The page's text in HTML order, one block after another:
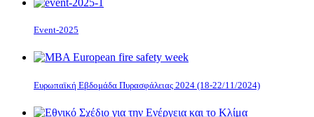
Event-2025
Ευρωπαϊκή Εβδομάδα Πυρασφάλειας 2024 (18-22/11/2024)